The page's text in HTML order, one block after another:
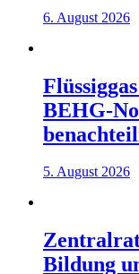
6. August 2026
BEHG-
5. August 2026
Bildung